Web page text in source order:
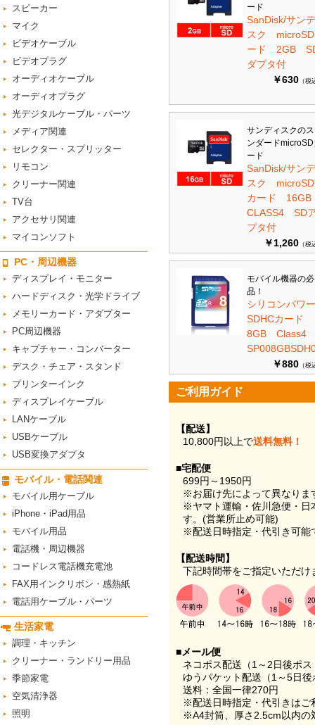
スピーカー
マイク
ビデオケーブル
ビデオプラグ
オーディオケーブル
オーディオプラグ
光デジタルケーブル・パーツ
メディア関連
セレクター・スプリッター
リモコン
クリーナー関連
TV台
アクセサリ関連
マイコンソフト
PC・周辺機器
ディスプレイ・モニター
ハードディスク・光学ドライブ
メモリーカード・アダプター
PC周辺機器
キャプチャー・コンバーター
デスク・チェア・スタンド
プリンターインク
ディスプレイケーブル
LANケーブル
USBケーブル
USB変換アダプタ
モバイル・電話関連
モバイル用ケーブル
iPhone・iPad用品
モバイル用品
電話機・周辺機器
コードレス電話機充電池
FAX用インクリボン・感熱紙
電話用ケーブル・パーツ
生活家電
調理・キッチン
クリーナー・ランドリー用品
季節家電
空気清浄器
照明
ード
SanDisk/サン
スク
ード 2GB
ダプタ付
￥630 （税
サンディスクの
ンダード
ード
SanDisk/サン
スク
カード
CLASS4 SD
プタ付
￥1,260 （税
モバイル機器の
品！
シリコンパ
SDHCカード
8GB
￥880 （税
ご利用ガイド
【配送】
10,800円以上で送料無料！
■宅配便
699円～1950円
※お届け先によって異なりま
※ヤマト運輸・佐川急便・日
す。(営業所止め可能)
※配送日時指定・代引き可能
【配送時間】
下記時間帯をご指定いただけ
■メール便
ネコポス配送（1～2日後ポ
ゆうパケット配送（1～5日
送料：全国一律270円
※配送日時指定・代引きはご
※A4封筒、厚さ2.5cm以内の